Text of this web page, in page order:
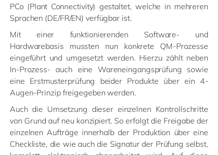
PCo (Plant Connectivity) gestaltet, welche in mehreren
Sprachen (DE/FR/EN) verfügbar ist.
Mit einer funktionierenden Software- und
Hardwarebasis mussten nun konkrete QM-Prozesse
eingeführt und umgesetzt werden. Hierzu zählt neben
In-Prozess- auch eine Wareneingangsprüfung sowie
eine Erstmusterprüfung beider Produkte über ein 4-
Augen-Prinzip freigegeben werden.
Auch die Umsetzung dieser einzelnen Kontrollschritte
von Grund auf neu konzipiert. So erfolgt die Freigabe der
einzelnen Aufträge innerhalb der Produktion über eine
Checkliste, die wie auch die Signatur der Prüfung selbst,